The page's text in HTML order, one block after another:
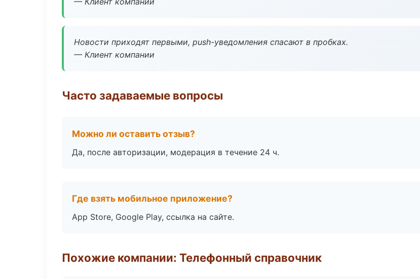
Новости приходят первыми, push-уведомления спасают в пробках.
— Клиент компании
Часто задаваемые вопросы
Можно ли оставить отзыв?
Да, после авторизации, модерация в течение 24 ч.
Где взять мобильное приложение?
App Store, Google Play, ссылка на сайте.
Похожие компании: Телефонный справочник